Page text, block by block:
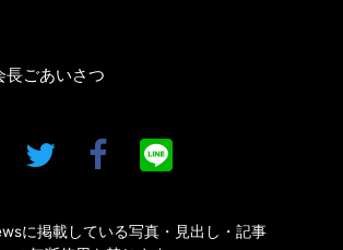
長ごあいさつ
に掲載している写真・見出し・記事